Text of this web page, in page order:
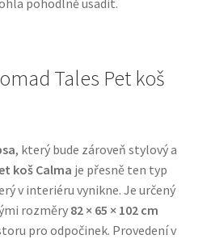
obsah masa, bez obilovin
pohodlně usadit.
Tales Pet koš
, který bude zároveň stylový a
koš Calma je přesně ten typ
v interiéru vynikne. Je určený
rozměry82 × 65 × 102 cm
pro odpočinek. Provedení v